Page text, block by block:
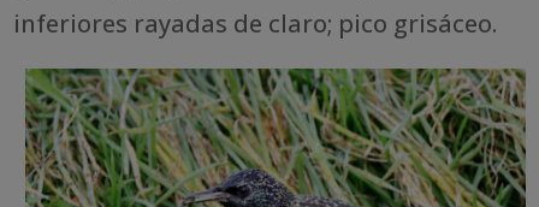
inferiores rayadas de claro; pico grisáceo.